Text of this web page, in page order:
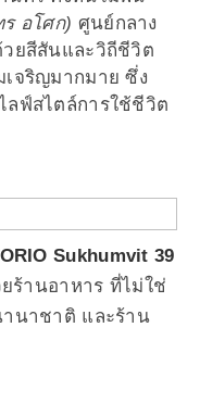
อโศก) ศูนย์กลาง
ยสีสันและวิถีชีวิต
จริญมากมาย ซึ่ง
ลฟ์สไตล์การใช้ชีวิต
Sukhumvit 39
ร้านอาหาร ที่ไม่ใช่
นาชาติ และร้าน